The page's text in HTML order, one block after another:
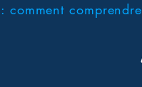
: comment